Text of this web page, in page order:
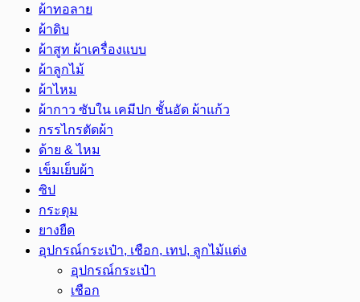
ผ้าทอลาย
ผ้าดิบ
ผ้าสูท ผ้าเครื่องแบบ
ผ้าลูกไม้
ผ้าไหม
ผ้ากาว ซับใน เคมีปก ชั้นอัด ผ้าแก้ว
กรรไกรตัดผ้า
ด้าย & ไหม
เข็มเย็บผ้า
ซิป
กระดุม
ยางยืด
อุปกรณ์กระเป๋า, เชือก, เทป, ลูกไม้แต่ง
อุปกรณ์กระเป๋า
เชือก